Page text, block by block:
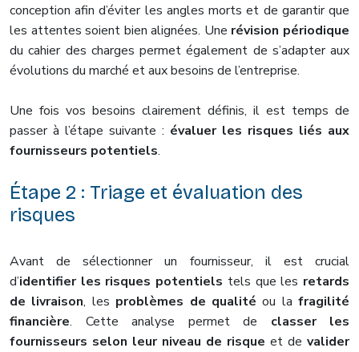
conception afin d’éviter les angles morts et de garantir que
les attentes soient bien alignées. Une révision périodique
du cahier des charges permet également de s’adapter aux
évolutions du marché et aux besoins de l’entreprise.
Une fois vos besoins clairement définis, il est temps de
passer à l’étape suivante : évaluer les risques liés aux
fournisseurs potentiels.
Étape 2 : Triage et évaluation des
risques
Avant de sélectionner un fournisseur, il est crucial
d’identifier les risques potentiels tels que les retards
de livraison, les problèmes de qualité ou la fragilité
financière. Cette analyse permet de classer les
fournisseurs selon leur niveau de risque et de valider